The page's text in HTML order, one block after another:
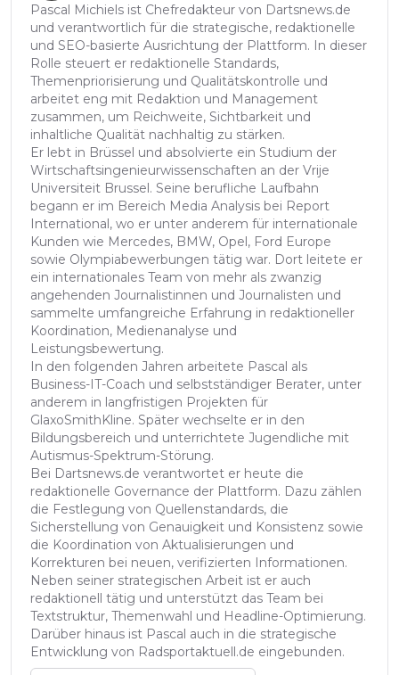
Pascal Michiels ist Chefredakteur von Dartsnews.de
und verantwortlich für die strategische, redaktionelle
und SEO-basierte Ausrichtung der Plattform. In dieser
Rolle steuert er redaktionelle Standards,
Themenpriorisierung und Qualitätskontrolle und
arbeitet eng mit Redaktion und Management
zusammen, um Reichweite, Sichtbarkeit und
inhaltliche Qualität nachhaltig zu stärken.
Er lebt in Brüssel und absolvierte ein Studium der
Wirtschaftsingenieurwissenschaften an der Vrije
Universiteit Brussel. Seine berufliche Laufbahn
begann er im Bereich Media Analysis bei Report
International, wo er unter anderem für internationale
Kunden wie Mercedes, BMW, Opel, Ford Europe
sowie Olympiabewerbungen tätig war. Dort leitete er
ein internationales Team von mehr als zwanzig
angehenden Journalistinnen und Journalisten und
sammelte umfangreiche Erfahrung in redaktioneller
Koordination, Medienanalyse und
Leistungsbewertung.
In den folgenden Jahren arbeitete Pascal als
Business-IT-Coach und selbstständiger Berater, unter
anderem in langfristigen Projekten für
GlaxoSmithKline. Später wechselte er in den
Bildungsbereich und unterrichtete Jugendliche mit
Autismus-Spektrum-Störung.
Bei Dartsnews.de verantwortet er heute die
redaktionelle Governance der Plattform. Dazu zählen
die Festlegung von Quellenstandards, die
Sicherstellung von Genauigkeit und Konsistenz sowie
die Koordination von Aktualisierungen und
Korrekturen bei neuen, verifizierten Informationen.
Neben seiner strategischen Arbeit ist er auch
redaktionell tätig und unterstützt das Team bei
Textstruktur, Themenwahl und Headline-Optimierung.
Darüber hinaus ist Pascal auch in die strategische
Entwicklung von Radsportaktuell.de eingebunden.